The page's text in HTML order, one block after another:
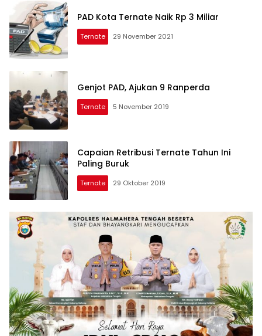
PAD Kota Ternate Naik Rp 3 Miliar
Ternate 29 November 2021
Genjot PAD, Ajukan 9 Ranperda
Ternate 5 November 2019
Capaian Retribusi Ternate Tahun Ini
Paling Buruk
Ternate 29 Oktober 2019